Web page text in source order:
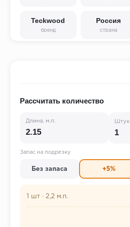
Teckwood
бренд
Россия
страна
Рассчитать количество
Длина, м.п. Штук
Запас на подрезку
Без запаса +5%
1 шт · 2,2 м.п.